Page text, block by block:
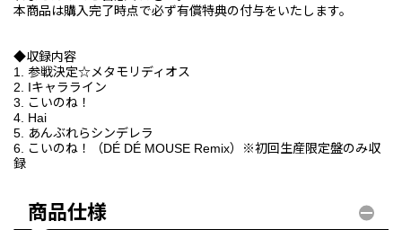
本商品は購入完了時点で必ず有償特典の付与をいたします。
◆収録内容
1. 参戦決定☆メタモリディオス
2. Iキャラライン
3. こいのね！
4. Hai
5. あんぶれらシンデレラ
6. こいのね！（DÉ DÉ MOUSE Remix）※初回生産限定盤のみ収
録
商品仕様